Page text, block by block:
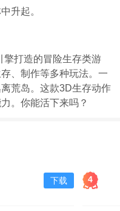
升起。
擎打造的冒险生存类游
、制作等多种玩法。一
荒岛。这款3D生存动作
。你能活下来吗？
下载 4